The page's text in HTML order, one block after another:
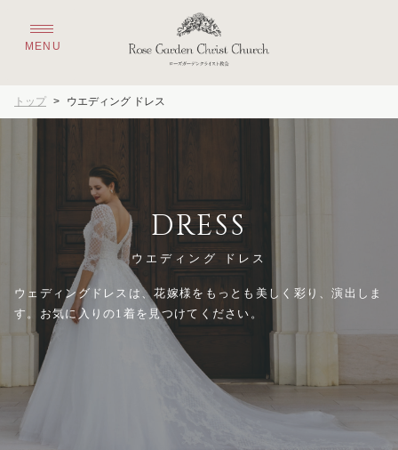
トップ > ウエディング ドレス
DRESS
ウエディング ドレス
ウェディングドレスは、花嫁様をもっとも美しく彩り、演出しま
す。お気に入りの1着を見つけてください。